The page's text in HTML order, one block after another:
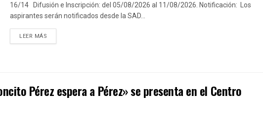
16/14 Difusión e Inscripción: del 05/08/2026 al 11/08/2026. Notificación: Los
aspirantes serán notificados desde la SAD...
LEER MÁS
Pérez espera a Pérez» se presenta en el Centro